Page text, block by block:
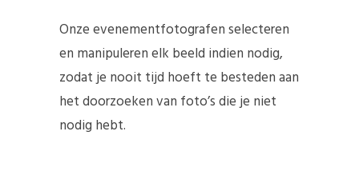
Onze evenementfotografen selecteren
en manipuleren elk beeld indien nodig,
zodat je nooit tijd hoeft te besteden aan
het doorzoeken van foto’s die je niet
nodig hebt.